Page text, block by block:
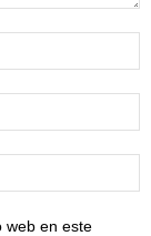
web en este